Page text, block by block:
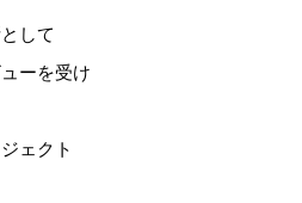
して
ーを受け
ェクト